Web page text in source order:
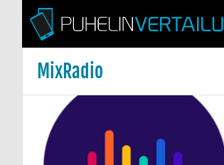
MixRadio
Vuoden 2015 kymmenen parasta Android-sovellusta